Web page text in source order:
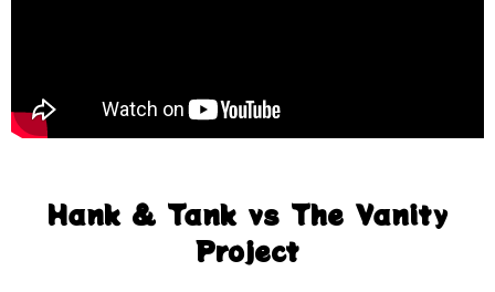
Hank & Tank vs The Vanity
Project